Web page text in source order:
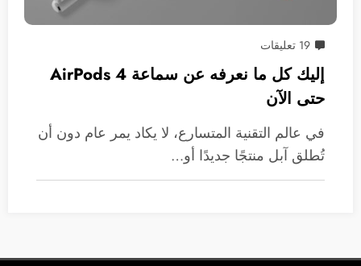
19 تعليقات
إليك كل ما نعرفه عن سماعة AirPods 4
حتى الآن
في عالم التقنية المتسارع، لا يكاد يمر عام دون أن
تُطلق آبل منتجًا جديدًا أو…